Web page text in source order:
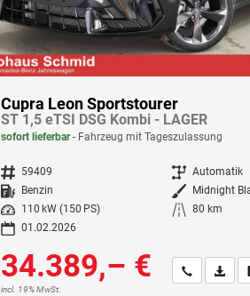
Cupra Leon Sportstourer
ST 1,5 eTSI DSG Kombi - LAGER
sofort lieferbar Fahrzeug mit Tageszulassung
Fahrzeugnr. 59409 Getriebe Automatik
Kraftstoff
Benzin Außenfarbe
Midnight
Leistung
110 kW (150 PS) Kilometerstand 80 km
01.02.2026
34.389,– €
incl. 19% MwSt.
Wir rufen